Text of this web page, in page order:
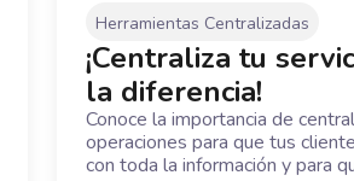
Herramientas Centralizadas
¡Centraliza tu
la diferencia!
Conoce la importancia de
operaciones para que tus
con toda la información y para